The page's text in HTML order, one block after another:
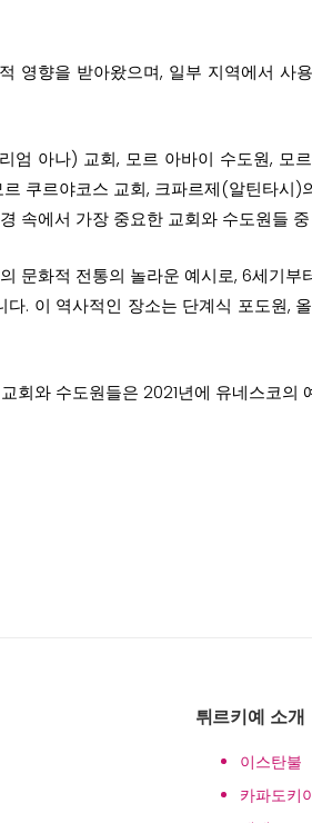
영향을 받아왔으며, 일부 지역에서 사
엄 아나) 교회, 모르 아바이 수도원, 모
쿠르야코스 교회, 크파르제(알틴타시
속에서 가장 중요한 교회와 수도원들
문화적 전통의 놀라운 예시로, 6세기
. 이 역사적인 장소는 단계식 포도원,
회와 수도원들은 2021년에 유네스코의
튀르키예 소개
이스탄불
카파도키